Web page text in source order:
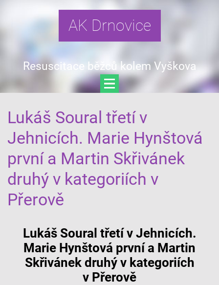
AK Drnovice
Resuscitace běžců kolem Vyškova
Lukáš Soural třetí v
Jehnicích. Marie Hynštová
první a Martin Skřivánek
druhý v kategoriích v
Přerově
Lukáš Soural třetí v Jehnicích.
Marie Hynštová první a Martin
Skřivánek druhý v kategoriích
v Přerově